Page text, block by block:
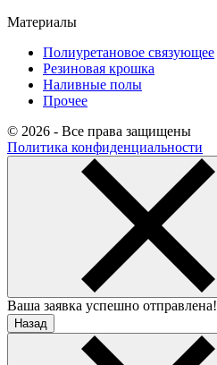
Материалы
Полиуретановое связующее
Резиновая крошка
Наливные полы
Прочее
© 2026 - Все права защищены
Политика конфиденциальности
Ваша заявка успешно отправлена!
Назад